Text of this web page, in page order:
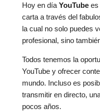
Hoy en día YouTubees
carta a través del
la cual no solo puedes
profesional, sino
Todos tenemos la
YouTube y ofrecer
mundo. Incluso es
transmitir en directo,
pocos años.